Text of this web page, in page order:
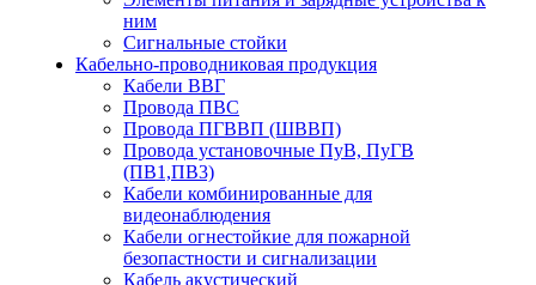
ним
Сигнальные стойки
Кабельно-проводниковая продукция
Кабели ВВГ
Провода ПВС
Провода ПГВВП (ШВВП)
Провода установочные ПуВ, ПуГВ
(ПВ1,ПВ3)
Кабели комбинированные для
видеонаблюдения
Кабели огнестойкие для пожарной
безопастности и сигнализации
Кабель акустический